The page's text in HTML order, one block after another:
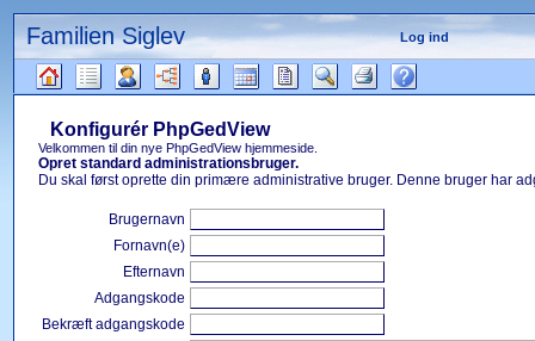
Familien Siglev Log ind
Gå
Læsetips
Konfigurér PhpGedView
Velkommen til din nye PhpGedView hjemmeside.
Opret standard administrationsbruger.
Du skal først oprette din primære administrative bruger. Denne bruger har
Brugernavn
Fornavn(e)
Efternavn
Adgangskode
Bekræft adgangskode